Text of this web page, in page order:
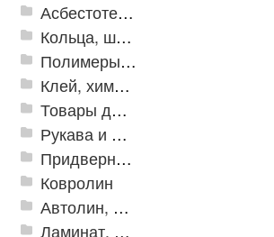
Асбестотехнические и теплоизоляционные материалы
Кольца, шайбы, манжеты
Полимеры и пластики
Клей, химия, сопутствующие товары
Товары для дома
Рукава и шланги промышленные
Придверные решетки
Ковролин
Автолин, Транслин, Линолеум
Ламинат, Кварцвиниловая плитка SPC